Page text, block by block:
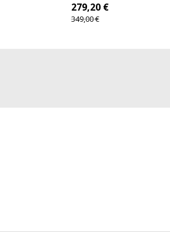
279,20 €
349,00€